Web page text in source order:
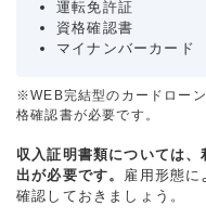
運転免許証
資格確認書
マイナンバーカード
※WEB完結型のカードロー
格確認書が必要です。
収入証明書類については
出が必要です。
雇用形態に
確認しておきましょう。